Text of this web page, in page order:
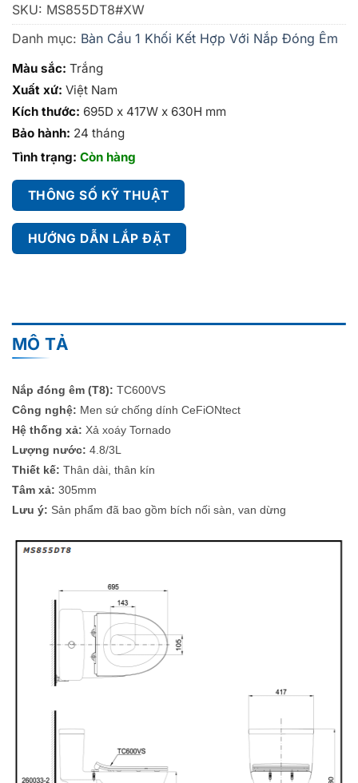
SKU: MS855DT8#XW
Danh mục: Bàn Cầu 1 Khối Kết Hợp Với Nắp Đóng Êm
Màu sắc: Trắng
Xuất xứ: Việt Nam
Kích thước: 695D x 417W x 630H mm
Bảo hành: 24 tháng
Tình trạng: Còn hàng
THÔNG SỐ KỸ THUẬT
HƯỚNG DẪN LẮP ĐẶT
MÔ TẢ
Nắp đóng êm (T8): TC600VS
Công nghệ: Men sứ chống dính CeFiONtect
Hệ thống xả: Xả xoáy Tornado
Lượng nước: 4.8/3L
Thiết kế: Thân dài, thân kín
Tâm xả: 305mm
Lưu ý: Sản phẩm đã bao gồm bích nối sàn, van dừng